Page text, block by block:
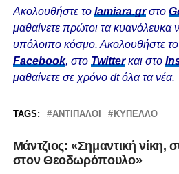
Ακολουθήστε το lamiara.grστο
μαθαίνετε πρώτοι τα κυανόλευκα
υπόλοιπο κόσμο. Ακολουθήστε
Facebook, στο Twitterκαι στο
μαθαίνετε σε χρόνο dt όλα τα νέα.
TAGS: ΑΝΤΊΠΑΛΟΙ ΚΎΠΕΛΛΟ
Μάντζιος: «Σημαντική νίκη,
στον Θεοδωρόπουλο»